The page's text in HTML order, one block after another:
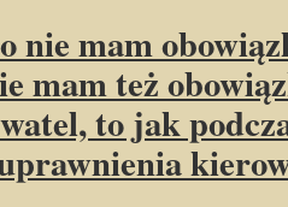
nie mam
mam też
to jak